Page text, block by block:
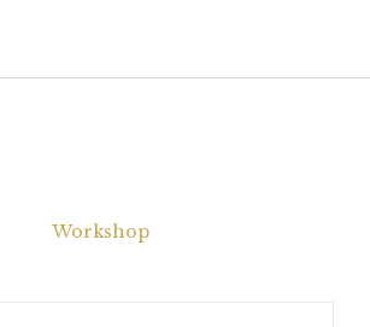
Workshop